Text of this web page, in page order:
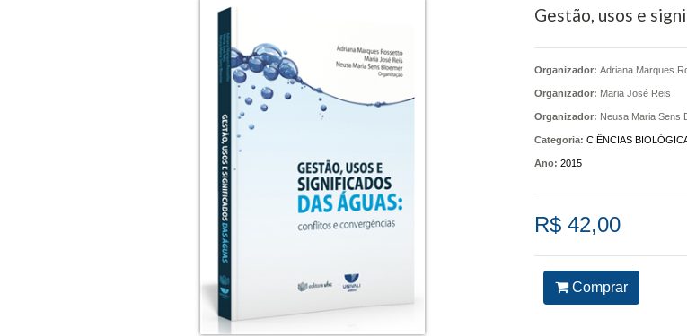
Gestão, usos e
Organizador: Adriana Marques
Organizador: Maria José Reis
Organizador: Neusa Maria Sens
Categoria: CIÊNCIAS
Ano: 2015
R$ 42,00
Comprar